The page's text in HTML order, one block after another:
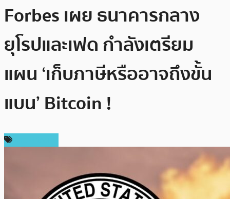
Forbes เผย ธนาคารกลาง
ยุโรปและเฟด กำลังเตรียม
แผน ‘เก็บภาษีหรืออาจถึงขั้น
แบน’ Bitcoin !